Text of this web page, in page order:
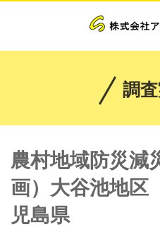
調
農村地域防災減
画）大谷池地
児島県